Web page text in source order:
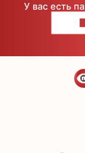
У вас есть